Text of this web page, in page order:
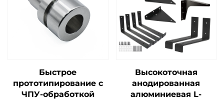
Быстрое
прототипирование с
ЧПУ-обработкой
Высокоточная
анодированная
алюминиевая L-